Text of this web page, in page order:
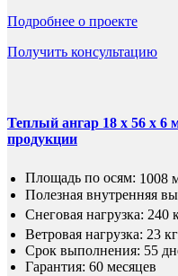
Подробнее о проекте
Получить консультацию
Теплый ангар 18 х 56 х 6
продукции
Площадь по осям: 1008
Полезная внутренняя
Снеговая нагрузка: 240
Ветровая нагрузка: 23
Срок выполнения: 55
Гарантия: 60 месяцев